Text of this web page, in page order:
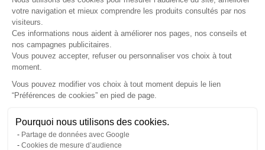
votre navigation et mieux comprendre les produits consultés par nos
visiteurs.
Ces informations nous aident à améliorer nos pages, nos conseils et
nos campagnes publicitaires.
Vous pouvez accepter, refuser ou personnaliser vos choix à tout
moment.
Vous pouvez modifier vos choix à tout moment depuis le lien
“Préférences de cookies” en pied de page.
Pourquoi nous utilisons des cookies.
Partage de données avec Google
Cookies de mesure d’audience
Gérer mes cookies
LETTRE D'INFORMATIONS
© Copyright 2026 France Galerie. Tous droits reservés.
Une question ? Nous sommes là pour vous accompagner
Non, merci